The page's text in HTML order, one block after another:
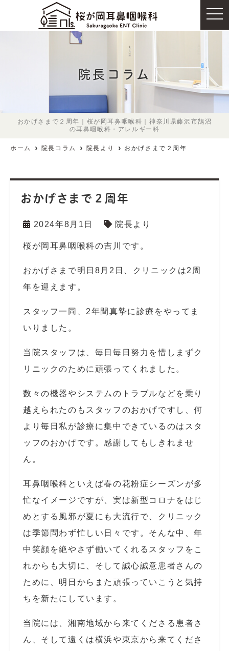
院長コラム
おかげさまで２周年｜桜が岡耳鼻咽喉科｜神奈川県藤沢市鵠沼
の耳鼻咽喉科・アレルギー科
t
o
i
g
a
ホーム 院長コラム 院長より おかげさまで２周年
おかげさまで２周年
2024年8月1日 院長より
桜が岡耳鼻咽喉科の吉川です。
おかげさまで明日8月2日、クリニックは2周
年を迎えます。
スタッフ一同、2年間真摯に診療をやってま
いりました。
当院スタッフは、毎日毎日努力を惜しまずク
リニックのために頑張ってくれました。
数々の機器やシステムのトラブルなどを乗り
越えられたのもスタッフのおかげですし、何
より毎日私が診療に集中できているのはスタ
ッフのおかげです。感謝してもしきれませ
ん。
耳鼻咽喉科といえば春の花粉症シーズンが多
忙なイメージですが、実は新型コロナをはじ
めとする風邪が夏にも大流行で、クリニック
は季節問わず忙しい日々です。そんな中、年
中笑顔を絶やさず働いてくれるスタッフをこ
れからも大切に、そして誠心誠意患者さんの
ために、明日からまた頑張っていこうと気持
ちを新たにしています。
当院には、湘南地域から来てくださる患者さ
ん、そして遠くは横浜や東京から来てくださ